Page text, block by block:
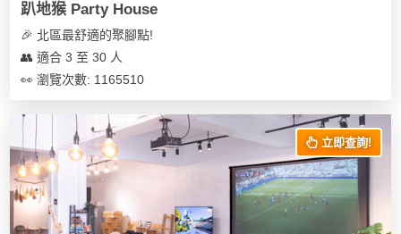
趴地猴 Party House
🎉 北區最舒適的聚腳點!
👥 適合 3 至 30 人
👀 瀏覽次數: 1165510
立即查詢!